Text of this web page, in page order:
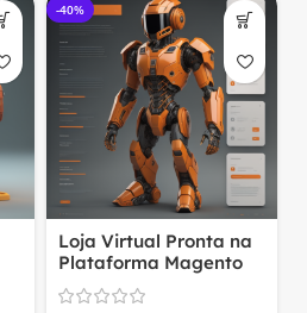
Integração de Loja
Virtual com Instagram
Shop